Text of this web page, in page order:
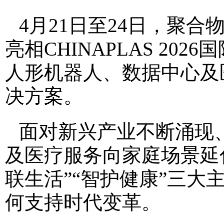
4月21日至24日，聚合
亮相CHINAPLAS 2026
人形机器人、数据中心
决方案。
面对新兴产业不断涌现
及医疗服务向家庭场景
联生活”“智护健康”三大
何支持时代变革。